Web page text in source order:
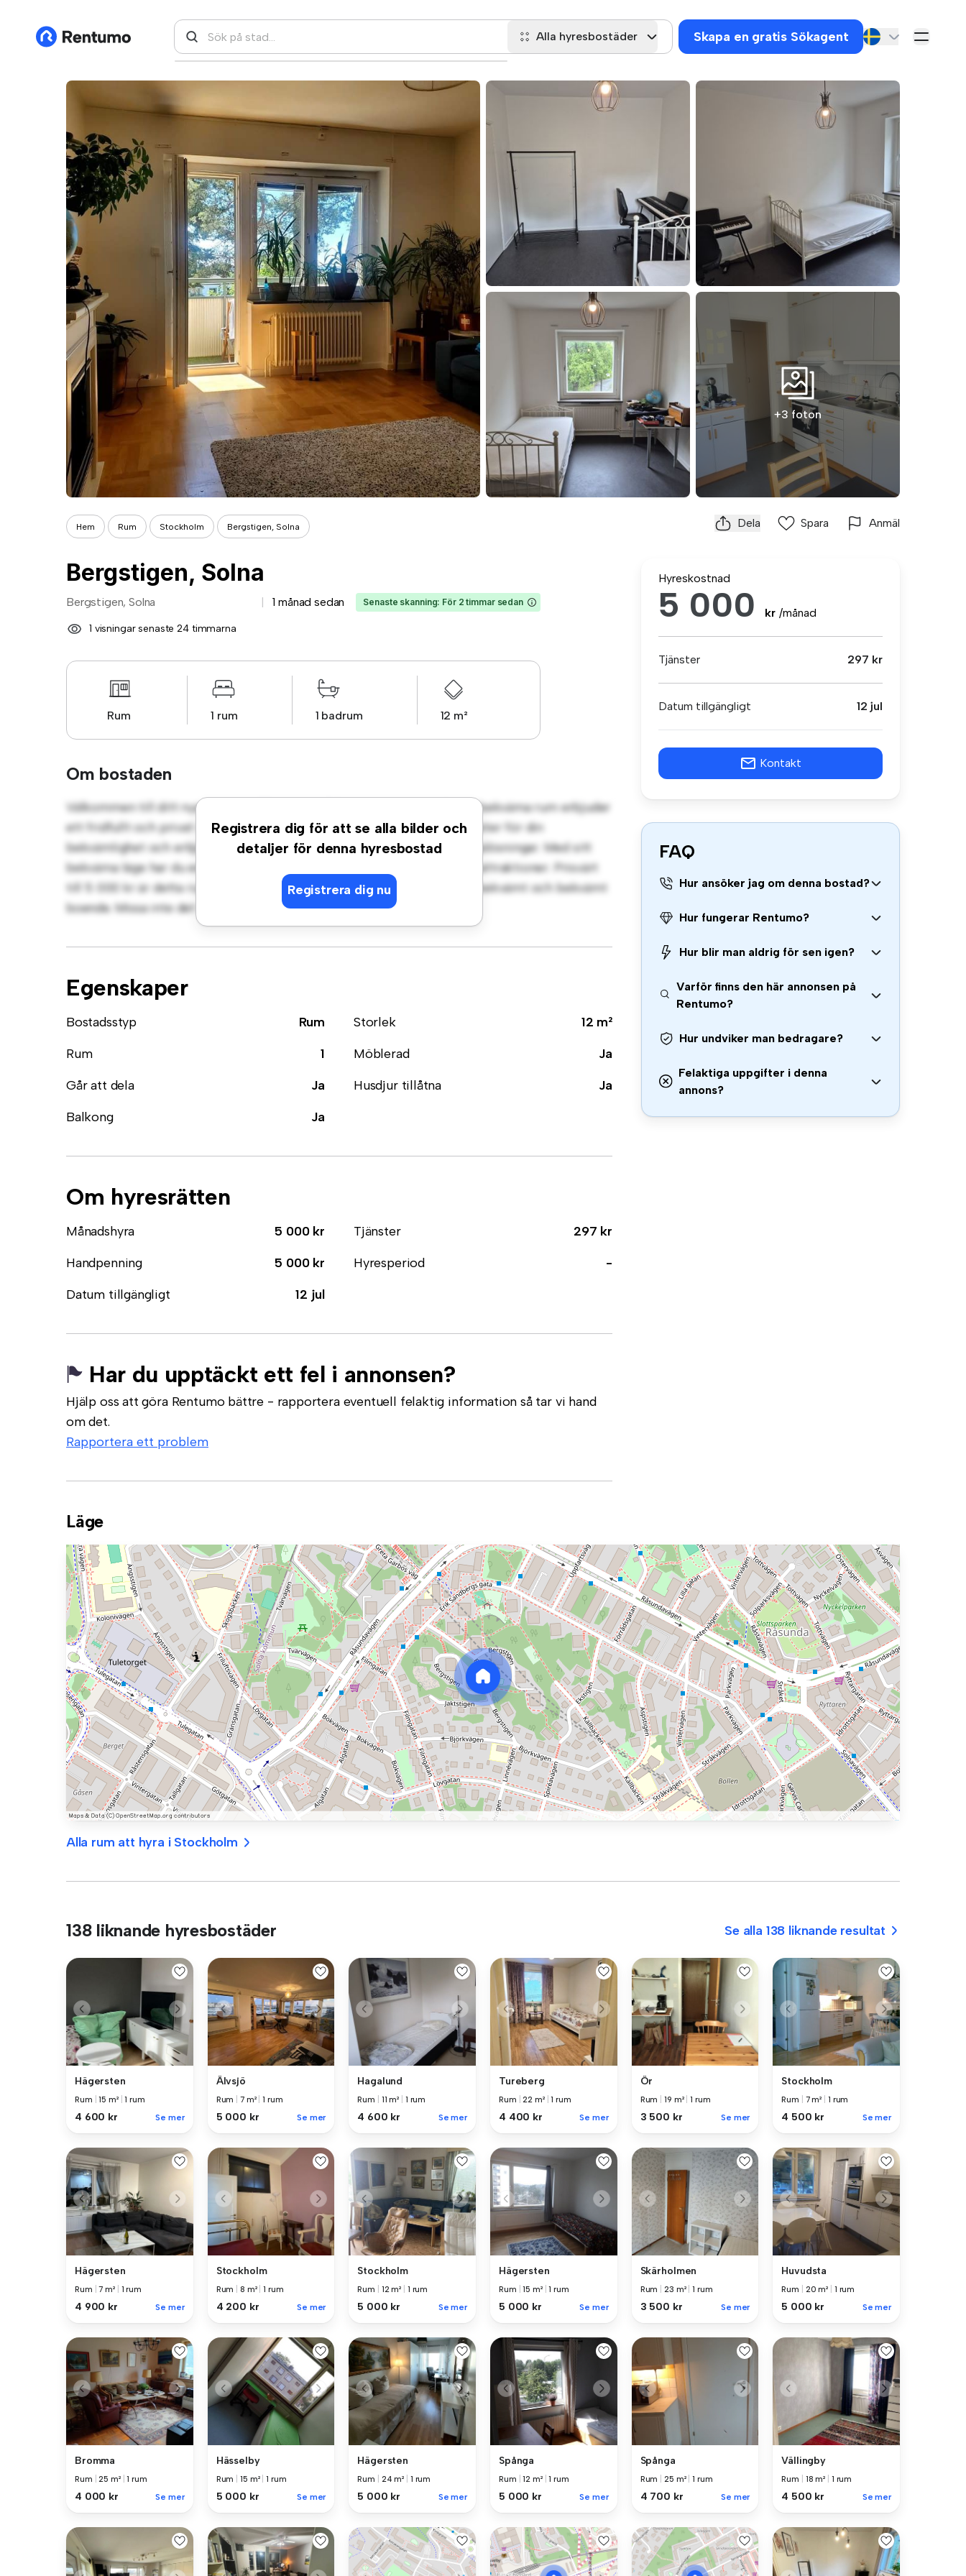
Alla hyresbostäder Skapa en gratis Sökagent
+3 foton
Hem Rum Stockholm Bergstigen, Solna Dela Spara Anmäl
Bergstigen, Solna
Bergstigen, Solna 1 månad sedan Senaste skanning: För 2 timmar sedan
1 visningar senaste 24 timmarna
Rum 1 rum 1 badrum 12 m²
Om bostaden
Registrera dig för att se alla bilder och
detaljer för denna hyresbostad
Registrera dig nu
Välkommen till ditt nya mysiga tillflyktsort på Bergstigen, Solna! Detta bekväma rum erbjuder
ett fridfullt och privat vardagsrum. Detta rum är inrett med nödvändigheter för din
bekvämlighet och erbjuder en bekväm säng, en arbetsyta och förvaringslösningar. Med sitt
bekväma läge har du enkel tillgång till närliggande bekvämligheter och attraktioner. Prisvärt
till 5 000 kr är detta rum ett utmärkt alternativ för dem som söker ett bekvämt och bekvämt
boende. Missa inte det – boka en visning idag!
Egenskaper
Bostadsstyp Rum Storlek
12 m²
Rum
1 Möblerad
Ja
Går att dela
Ja Husdjur tillåtna
Ja
Balkong
Ja
Om hyresrätten
Månadshyra 5 000 kr Tjänster
297 kr
Handpenning
5 000 kr Hyresperiod
-
Datum tillgängligt
12 jul
Har du upptäckt ett fel i annonsen?
Hjälp oss att göra Rentumo bättre - rapportera eventuell felaktig information så tar vi hand
om det.
Rapportera ett problem
Hyreskostnad
5 000 kr /månad
Tjänster 297 kr
Datum tillgängligt 12 jul
Kontakt
FAQ
Hur ansöker jag om denna bostad?
Hur fungerar Rentumo?
Hur blir man aldrig för sen igen?
Varför finns den här annonsen på
Rentumo?
Hur undviker man bedragare?
Felaktiga uppgifter i denna
annons?
Läge
Alla rum att hyra i Stockholm
138 liknande hyresbostäder Se alla 138 liknande resultat
Hägersten
Rum |15 m² |1 rum
4 600 kr Se mer
Älvsjö
Rum 7 m² |1 rum
5 000 kr Se mer
Hagalund
Rum 11 m² 1 rum
4 600 kr Se mer
Tureberg
Rum |22 m² |1 rum
4 400 kr Se mer
Ör
Rum 19 m² |1 rum
3 500 kr Se mer
Stockholm
Rum 7 m² 1 rum
4 500 kr Se mer
Hägersten
Rum |7 m² 1 rum
4 900 kr Se mer
Stockholm
Rum 8 m² |1 rum
4 200 kr Se mer
Stockholm
Rum 12 m² 1 rum
5 000 kr Se mer
Hägersten
Rum |15 m² |1 rum
5 000 kr Se mer
Skärholmen
Rum 23 m² |1 rum
3 500 kr Se mer
Huvudsta
Rum 20 m² 1 rum
5 000 kr Se mer
Bromma
Rum |25 m² |1 rum
4 000 kr Se mer
Hässelby
Rum 15 m² |1 rum
5 000 kr Se mer
Hägersten
Rum 24 m² 1 rum
5 000 kr Se mer
Spånga
Rum |12 m² |1 rum
5 000 kr Se mer
Spånga
Rum 25 m² |1 rum
4 700 kr Se mer
Vällingby
Rum 18 m² 1 rum
4 500 kr Se mer